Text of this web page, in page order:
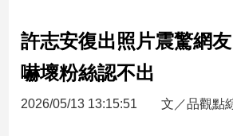
台
財
新
許志安復出照片震驚網
嚇壞粉絲認不出
2026/05/13 13:15:51 文／品觀點